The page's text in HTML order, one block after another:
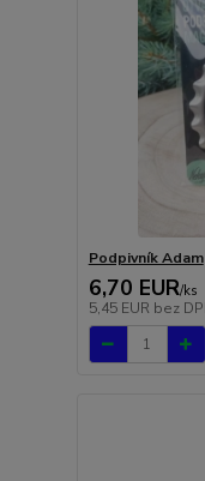
Podpivník Adam
6,70 EUR/ks
5,45 EUR bez